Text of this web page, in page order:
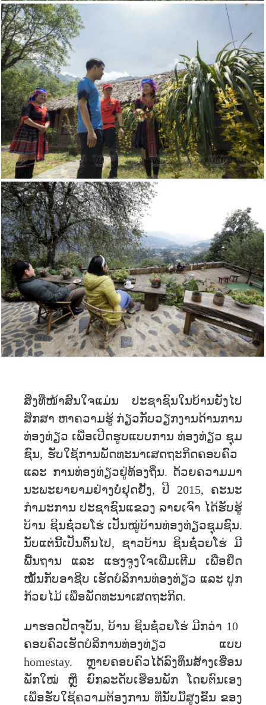
ສິ່ງທີ່ໜ້າສົນໃຈແມ່ນ ປະຊາຊົນ​ໃນ​ບ້ານ​ຍັງ​ໄປ​
ສຶກສາ​ ຫາຄວາມ​ຮູ້​ ກ່ຽວກັບວຽກງານດ້ານ​ການ
ທ່ອງທ່ຽວ​ ເພື່ອ​ເປີດຮູບ​ແບບ​ການ ທ່ອງທ່ຽວ​ ຊຸມ​
ຊົນ, ຮັບ​ໃຊ້​ການ​ພັດທະນາ​ເສດຖະກິດ​ຄອບຄົວ ​
ແລະ ການທ່ອງທ່ຽວ​ຢູ່ທ້ອງ​ຖິ່ນ. ດ້ວຍ​ຄວາມ​ມາ​
ນະ​ພະ​ຍາ​ຍາມ​ຢ່າງ​ບໍ່​ຢຸດ​ຢັ້ງ, ປີ 2015, ຄະ​ນະ​
ກຳມະການ ປະ​ຊາ​ຊົນ​ແຂວງ​ ລາຍ​ເຈົາ ໄດ້​ຮັບ​ຮູ້​
ບ້ານ ຊິນ​ຊ໋ວຍ​ໂຮ່ ເປັນ​ໝູ່​ບ້ານ​ທ່ອງ​ທ່ຽວ​ຊຸມ​ຊົນ.
ນັບ​ແຕ່​ນີ້​ເປັນ​ຕົ້ນ​ໄປ, ຊາວບ້ານ ຊິນຊ໋ວຍໂຮ່ ມີ​
ພື້ນຖານ ​ແລະ ​ແຮງ​ຈູງ​ໃຈ​ເພີ່ມ​ເຕີມ​ ເພື່ອ​ຢຶດ
ໝັ້ນກັບອາຊີບ ເຮັດບໍລິການ​ທ່ອງ​ທ່ຽວ ​ແລະ ​ປູກ
ກ້ວຍໄມ້ ​ເພື່ອ​ພັດທະນາ​ເສດຖະກິດ.
ມາ​ຮອດ​ປັດຈຸ​ບັນ, ບ້ານ ຊິນ​ຊ໋ວຍໂຮ່ ມີກວ່າ 10 ​
ຄອບ​ຄົວເຮັດ​ບໍລິການທ່ອງ​ທ່ຽວ​ ​ແບບ
homestay. ຫຼາຍ​ຄອບຄົວ​​ໄດ້​ລົງ​ທຶນ​ສ້າງ​ເຮືອນ​
ພັກ​ໃໝ່ ຫຼື​ ຍົກ​ລະ​ດັບ​ເຮືອນພັກ ໂດຍຕົນເອງ
ເພື່ອ​ຮັບ​ໃຊ້​ຄວາມ​ຕ້ອງ​ການ ທ່ີນັບມື້ສູງຂຶ້ນ​ ຂອງ​